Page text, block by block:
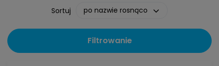
Sortuj po nazwie rosnąco
Filtrowanie